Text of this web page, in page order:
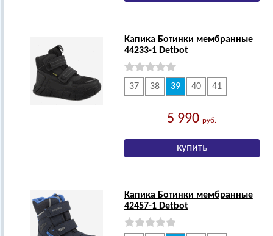
Капика Ботинки мембранные
44233-1 Detbot
37 38 39 40 41
5 990руб.
Капика Ботинки мембранные
42457-1 Detbot